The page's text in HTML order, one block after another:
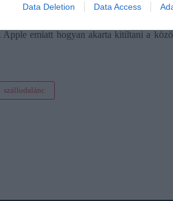
Data Deletion Data Access
egy közel-keleti bűnözői csoport,
emiatt hogyan akarta kitiltani a
szállodalánc